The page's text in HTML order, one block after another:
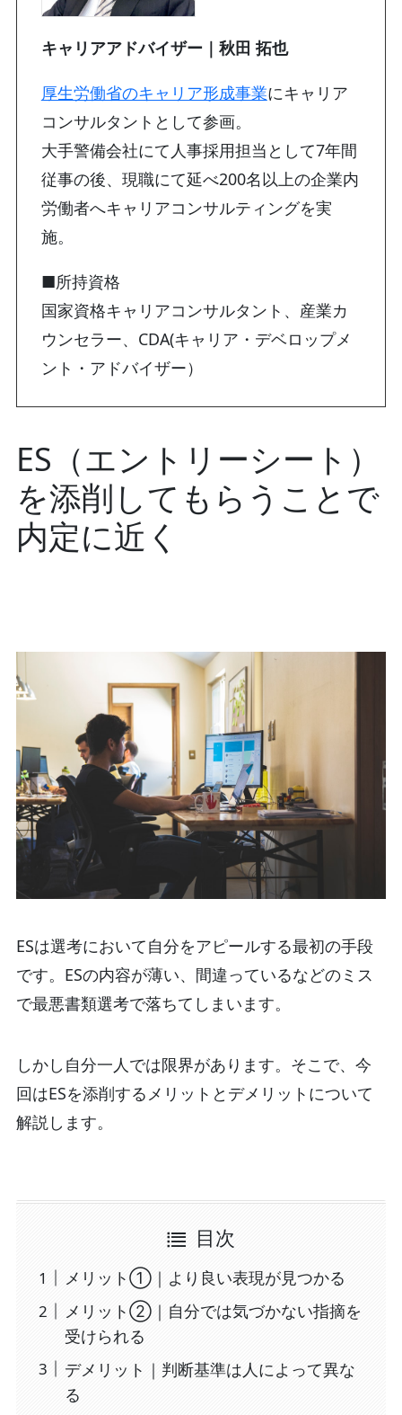
キャリアアドバイザー｜秋田 拓也
厚生労働省のキャリア形成事業にキャリア
コンサルタントとして参画。
大手警備会社にて人事採用担当として7年間
従事の後、現職にて延べ200名以上の企業内
労働者へキャリアコンサルティングを実
施。
■所持資格
国家資格キャリアコンサルタント、産業カ
ウンセラー、CDA(キャリア・デベロップメ
ント・アドバイザー）
ES（エントリーシート）
を添削してもらうことで
内定に近く
ESは選考において自分をアピールする最初の手段
です。ESの内容が薄い、間違っているなどのミス
で最悪書類選考で落ちてしまいます。
しかし自分一人では限界があります。そこで、今
回はESを添削するメリットとデメリットについて
解説します。
目次
メリット①｜より良い表現が見つかる
メリット②｜自分では気づかない指摘を
受けられる
デメリット｜判断基準は人によって異な
る